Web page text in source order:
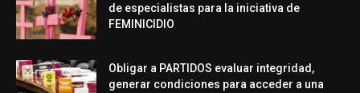
de especialistas para la iniciativa de
FEMINICIDIO
Obligar a PARTIDOS evaluar integridad,
generar condiciones para acceder a una